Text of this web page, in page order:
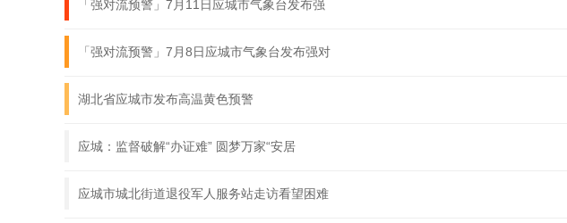
「强对流预警」7月11日应城市气象台发布强
「强对流预警」7月8日应城市气象台发布强对
湖北省应城市发布高温黄色预警
应城：监督破解“办证难” 圆梦万家“安居
应城市城北街道退役军人服务站走访看望困难